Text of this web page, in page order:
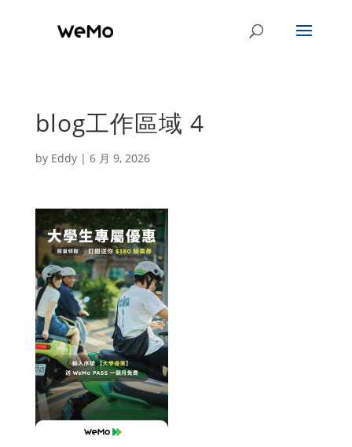
blog工作區域 4
by Eddy| 6 月 9, 2026